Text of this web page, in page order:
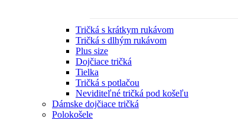
Tričká s krátkym rukávom
Tričká s dlhým rukávom
Plus size
Dojčiace tričká
Tielka
Tričká s potlačou
Neviditeľné tričká pod košeľu
Dámske dojčiace tričká
Polokošele